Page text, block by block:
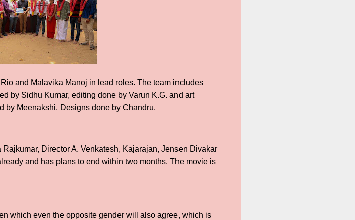
and Malavika Manoj in lead roles. The team includes
by Sidhu Kumar, editing done by Varun K.G. and art
by Meenakshi, Designs done by Chandru.
Director A. Venkatesh, Kajarajan, Jensen Divakar
and has plans to end within two months. The movie is
which even the opposite gender will also agree, which is